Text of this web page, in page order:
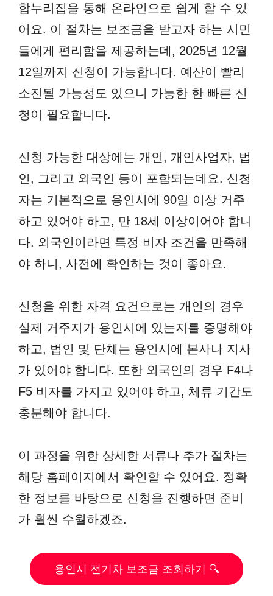
합누리집을 통해 온라인으로 쉽게 할 수 있
어요. 이 절차는 보조금을 받고자 하는 시민
들에게 편리함을 제공하는데, 2025년 12월
12일까지 신청이 가능합니다. 예산이 빨리
소진될 가능성도 있으니 가능한 한 빠른 신
청이 필요합니다.
신청 가능한 대상에는 개인, 개인사업자, 법
인, 그리고 외국인 등이 포함되는데요. 신청
자는 기본적으로 용인시에 90일 이상 거주
하고 있어야 하고, 만 18세 이상이어야 합니
다. 외국인이라면 특정 비자 조건을 만족해
야 하니, 사전에 확인하는 것이 좋아요.
신청을 위한 자격 요건으로는 개인의 경우
실제 거주지가 용인시에 있는지를 증명해야
하고, 법인 및 단체는 용인시에 본사나 지사
가 있어야 합니다. 또한 외국인의 경우 F4나
F5 비자를 가지고 있어야 하고, 체류 기간도
충분해야 합니다.
이 과정을 위한 상세한 서류나 추가 절차는
해당 홈페이지에서 확인할 수 있어요. 정확
한 정보를 바탕으로 신청을 진행하면 준비
가 훨씬 수월하겠죠.
용인시 전기차 보조금 조회하기 🔍